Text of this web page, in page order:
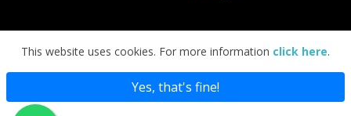
This website uses cookies. For more information click here.
Yes, that's fine!